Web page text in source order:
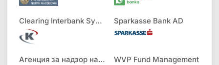
Clearing Interbank Systems AD Sparkasse Bank AD
Агенция за надзор на застраховането WVP Fund Management